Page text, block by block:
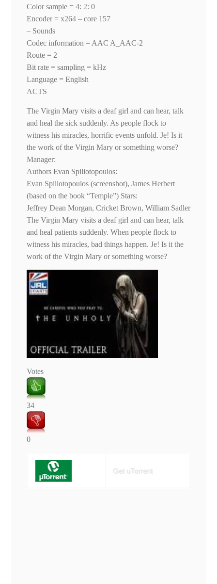
Color sample = 4: 2: 0
Encoder = x264 – core 157
– Sounds
Codec information = AAC A_AAC-2
Route = 2
Bit rate = sampling = kHz
Language = English
ACTS
The Virgin Mary visits a deaf girl and can hear, talk
and heal the sick suddenly. As people flock to
witness his miracles, horrific events unfold. Je! Is it
the work of the Virgin Mary or something worse?
Manager:
Authors Evan Spiliotopoulos:
Evan Spiliotopoulos (screenshot), James Herbert
(based on the book “Temple”) Stars:
Jeffrey Dean Morgan, Cricket Brown, William Sadler
The Virgin Mary visits a deaf girl and can hear, talk
and heal patients suddenly. When people flock to
witness his miracles, bad things happen. Je! Is it the
work of the Virgin Mary or something worse?
Votes
34
0
Get uTorrent